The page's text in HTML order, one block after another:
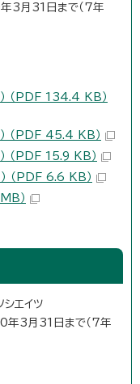
3月31日まで（7年
（PDF 134.4 KB）
（PDF 45.4 KB）
（PDF 15.9 KB）
（PDF 6.6 KB）
）
エイツ
年3月31日まで（7年